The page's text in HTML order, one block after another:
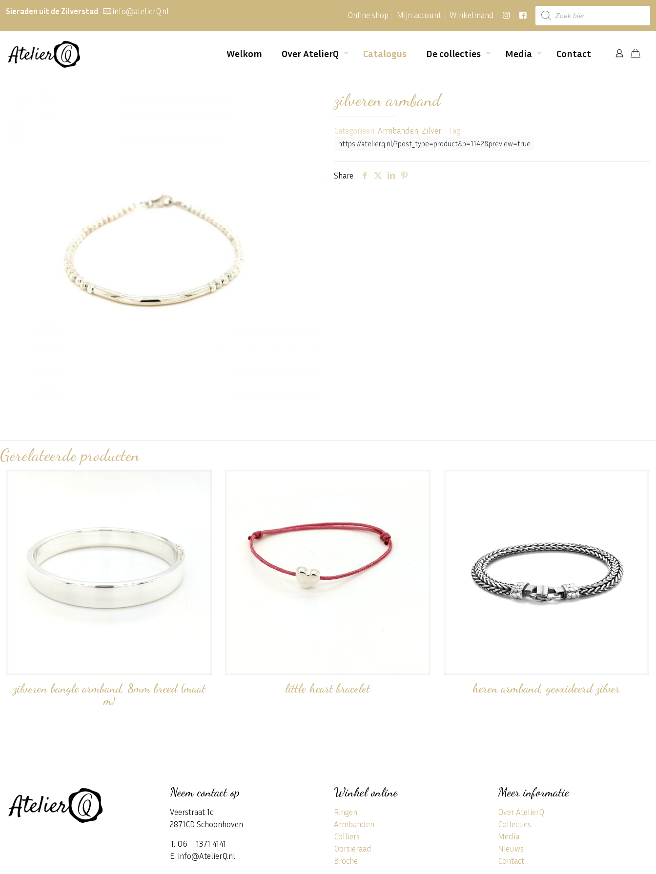
Sieraden uit de Zilverstad info@atelierQ.nl Online shop Mijn account Winkelmand
Producten
zoeken
Welkom Over AtelierQ Catalogus De collecties Media Contact
zilveren armband
Categorieën: Armbanden Zilver Tag:
https://atelierq.nl/?post_type=product&p=1142&preview=true
Share
Gerelateerde producten
zilveren bangle armband, 8mm breed (maat
m)
little heart bracelet heren armband, geoxideerd zilver
Neem contact op
Veerstraat 1c
2871CD Schoonhoven
T. 06 – 1371 4141
E. info@AtelierQ.nl
Winkel online
Ringen
Armbanden
Colliers
Oorsieraad
Broche
Meer informatie
Over AtelierQ
Collecties
Media
Nieuws
Contact